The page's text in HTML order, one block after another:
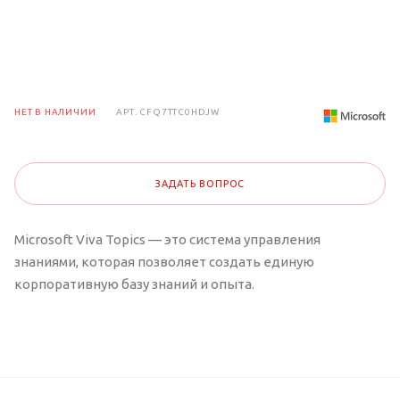
НЕТ В НАЛИЧИИ АРТ. CFQ7TTC0HDJW
ЗАДАТЬ ВОПРОС
Microsoft Viva Topics — это система управления
знаниями, которая позволяет создать единую
корпоративную базу знаний и опыта.